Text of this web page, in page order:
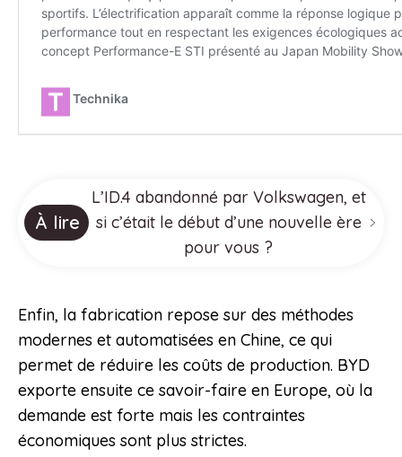
À lire
L’ID.4 abandonné par Volkswagen, et
si c’était le début d’une nouvelle ère
pour vous ?
Enfin, la fabrication repose sur des méthodes
modernes et automatisées en Chine, ce qui
permet de réduire les coûts de production. BYD
exporte ensuite ce savoir-faire en Europe, où la
demande est forte mais les contraintes
économiques sont plus strictes.